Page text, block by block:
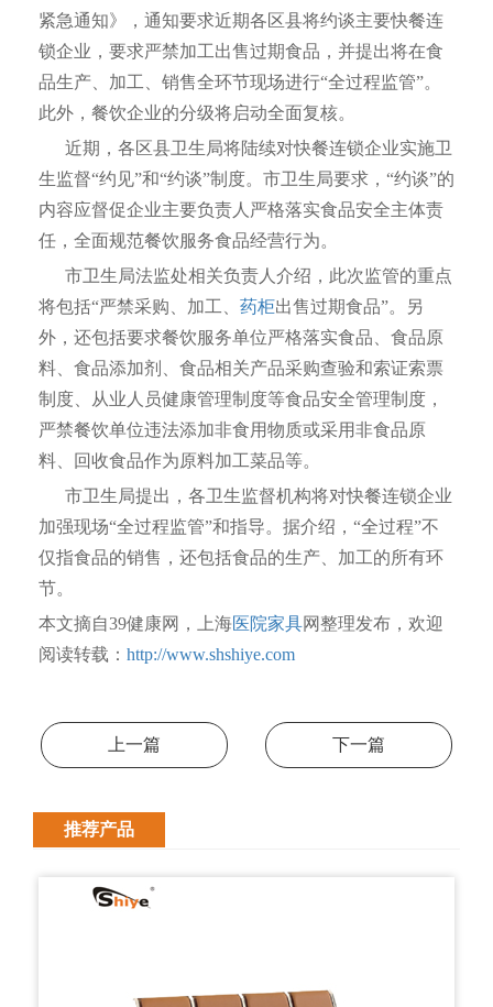
紧急通知》，通知要求近期各区县将约谈主要快餐连
锁企业，要求严禁加工出售过期食品，并提出将在食
品生产、加工、销售全环节现场进行“全过程监管”。
此外，餐饮企业的分级将启动全面复核。
近期，各区县卫生局将陆续对快餐连锁企业实施卫
生监督“约见”和“约谈”制度。市卫生局要求，“约谈”的
内容应督促企业主要负责人严格落实食品安全主体责
任，全面规范餐饮服务食品经营行为。
市卫生局法监处相关负责人介绍，此次监管的重点
将包括“严禁采购、加工、 药柜出售过期食品”。另
外，还包括要求餐饮服务单位严格落实食品、食品原
料、食品添加剂、食品相关产品采购查验和索证索票
制度、从业人员健康管理制度等食品安全管理制度，
严禁餐饮单位违法添加非食用物质或采用非食品原
料、回收食品作为原料加工菜品等。
市卫生局提出，各卫生监督机构将对快餐连锁企业
加强现场“全过程监管”和指导。据介绍，“全过程”不
仅指食品的销售，还包括食品的生产、加工的所有环
节。
本文摘自39健康网，上海医院家具网整理发布，欢迎
阅读转载： http://www.shshiye.com
上一篇 下一篇
推荐产品